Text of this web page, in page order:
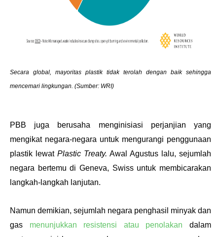
Secara global, mayoritas plastik tidak terolah dengan baik sehingga
mencemari lingkungan. (Sumber: WRI)
PBB juga berusaha menginisiasi perjanjian yang
mengikat negara-negara untuk mengurangi penggunaan
plastik lewat Plastic Treaty. Awal Agustus lalu, sejumlah
negara bertemu di Geneva, Swiss untuk membicarakan
langkah-langkah lanjutan.
Namun demikian, sejumlah negara penghasil minyak dan
gas menunjukkan resistensi atau penolakan dalam